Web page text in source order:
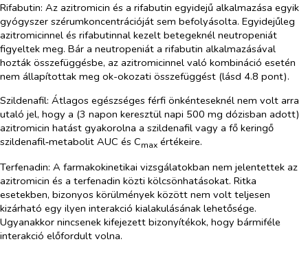
Rifabutin: Az azitromicin és a rifabutin egyidejű alkalmazása egyik
gyógyszer szérumkoncentrációját sem befolyásolta. Egyidejűleg
azitromicinnel és rifabutinnal kezelt betegeknél neutropeniát
figyeltek meg. Bár a neutropeniát a rifabutin alkalmazásával
hozták összefüggésbe, az azitromicinnel való kombináció esetén
nem állapítottak meg ok-okozati összefüggést (lásd 4.8 pont).
Szildenafil: Átlagos egészséges férfi önkénteseknél nem volt arra
utaló jel, hogy a (3 napon keresztül napi 500 mg dózisban adott)
azitromicin hatást gyakorolna a szildenafil vagy a fő keringő
szildenafil‑metabolit AUC és Cmax értékeire.
Terfenadin: A farmakokinetikai vizsgálatokban nem jelentettek az
azitromicin és a terfenadin közti kölcsönhatásokat. Ritka
esetekben, bizonyos körülmények között nem volt teljesen
kizárható egy ilyen interakció kialakulásának lehetősége.
Ugyanakkor nincsenek kifejezett bizonyítékok, hogy bármiféle
interakció előfordult volna.